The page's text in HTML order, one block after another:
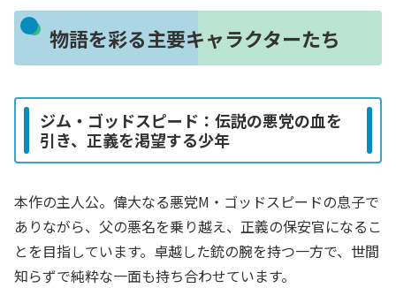
物語を彩る主要キャラクターたち
ジム・ゴッドスピード：伝説の悪党の血を
引き、正義を渇望する少年
本作の主人公。偉大なる悪党M・ゴッドスピードの息子で
ありながら、父の悪名を乗り越え、正義の保安官になるこ
とを目指しています。卓越した銃の腕を持つ一方で、世間
知らずで純粋な一面も持ち合わせています。